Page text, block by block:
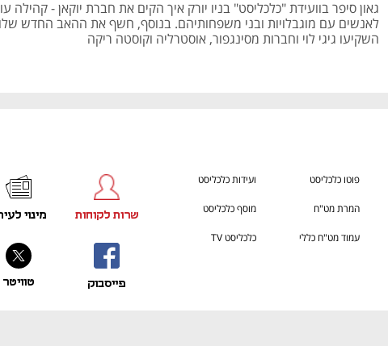
גאון סיפר בוועידת "כלכליסט" בניו יורק איך הקים את חברת יוקאן - קהילה
לאנשים עם מוגבלויות ובני משפחותיהם. בנוסף, חשף את ההאב החדש
השקיעו גיגי לוי וחברות מסינגפור, אוסטרליה וקוסטה ריקה
פוטו כלכליסט ועידות כלכליסט
המרת מט"ח מוסף כלכליסט
עמוד מט"ח כללי כלכליסט TV
פייסבוק
שרות לקוחות
טוויטר
מינוי